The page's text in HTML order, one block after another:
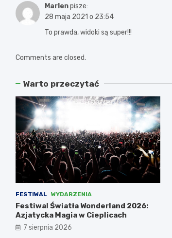
Marlenpisze:
28 maja 2021 o 23:54
To prawda, widoki są super!!!
Comments are closed.
Warto przeczytać
FESTIWAL WYDARZENIA
Festiwal Światła Wonderland 2026:
Azjatycka Magia w Cieplicach
7 sierpnia 2026